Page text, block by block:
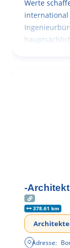
Werte
-
378.61 km
Adresse: